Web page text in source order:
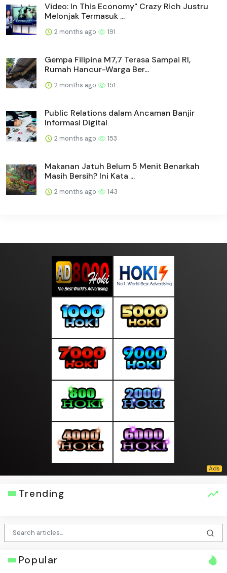
Video: In This Economy" Crazy Rich Justru
Melonjak Termasuk ...
2 months ago 191
Gempa Filipina M7,7 Terasa Sampai RI,
Rumah Hancur-Warga Ber...
2 months ago 151
Public Relations dalam Ancaman Banjir
Informasi Digital
2 months ago 153
Makanan Jatuh Belum 5 Menit Benarkah
Masih Bersih? Ini Kata ...
2 months ago 143
Trending
Popular